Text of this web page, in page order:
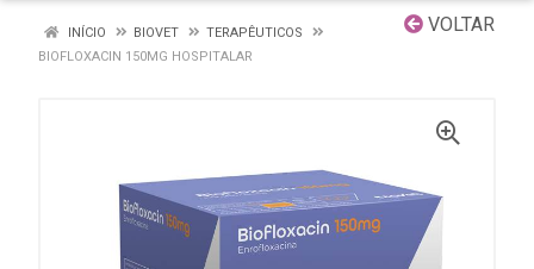
VOLTAR
INÍCIO BIOVET
TERAPÊUTICOS
BIOFLOXACIN 150MG HOSPITALAR